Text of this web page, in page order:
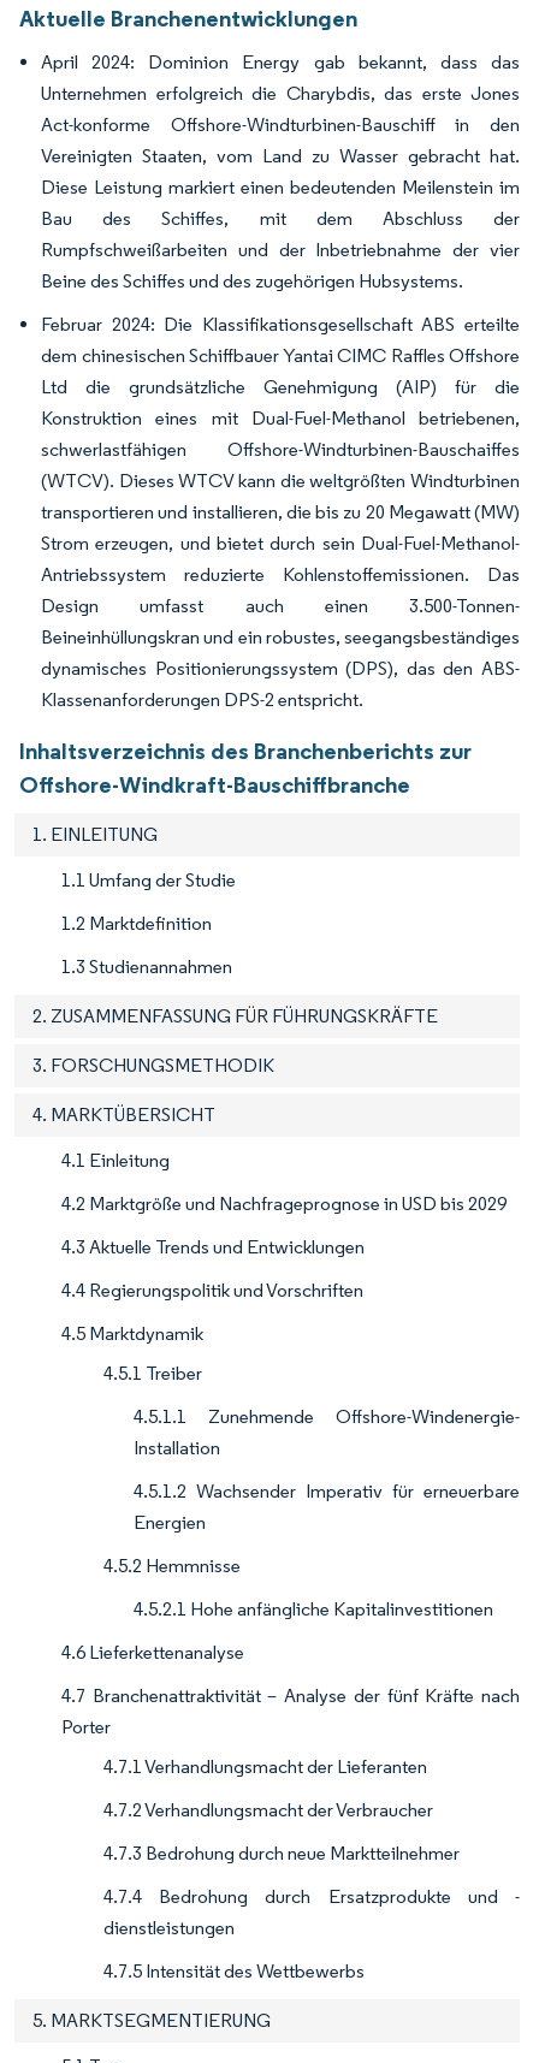
Aktuelle Branchenentwicklungen
April 2024: Dominion Energy gab bekannt, dass das
Unternehmen erfolgreich die Charybdis, das erste Jones
Act-konforme Offshore-Windturbinen-Bauschiff in den
Vereinigten Staaten, vom Land zu Wasser gebracht hat.
Diese Leistung markiert einen bedeutenden Meilenstein im
Bau des Schiffes, mit dem Abschluss der
Rumpfschweißarbeiten und der Inbetriebnahme der vier
Beine des Schiffes und des zugehörigen Hubsystems.
Februar 2024: Die Klassifikationsgesellschaft ABS erteilte
dem chinesischen Schiffbauer Yantai CIMC Raffles Offshore
Ltd die grundsätzliche Genehmigung (AIP) für die
Konstruktion eines mit Dual-Fuel-Methanol betriebenen,
schwerlastfähigen Offshore-Windturbinen-Bauschaiffes
(WTCV). Dieses WTCV kann die weltgrößten Windturbinen
transportieren und installieren, die bis zu 20 Megawatt (MW)
Strom erzeugen, und bietet durch sein Dual-Fuel-Methanol-
Antriebssystem reduzierte Kohlenstoffemissionen. Das
Design umfasst auch einen 3.500-Tonnen-
Beineinhüllungskran und ein robustes, seegangsbeständiges
dynamisches Positionierungssystem (DPS), das den ABS-
Klassenanforderungen DPS-2 entspricht.
Inhaltsverzeichnis des Branchenberichts zur
Offshore-Windkraft-Bauschiffbranche
1. EINLEITUNG
1.1 Umfang der Studie
1.2 Marktdefinition
1.3 Studienannahmen
2. ZUSAMMENFASSUNG FÜR FÜHRUNGSKRÄFTE
3. FORSCHUNGSMETHODIK
4. MARKTÜBERSICHT
4.1 Einleitung
4.2 Marktgröße und Nachfrageprognose in USD bis 2029
4.3 Aktuelle Trends und Entwicklungen
4.4 Regierungspolitik und Vorschriften
4.5 Marktdynamik
4.5.1 Treiber
4.5.1.1 Zunehmende Offshore-Windenergie-
Installation
4.5.1.2 Wachsender Imperativ für erneuerbare
Energien
4.5.2 Hemmnisse
4.5.2.1 Hohe anfängliche Kapitalinvestitionen
4.6 Lieferkettenanalyse
4.7 Branchenattraktivität – Analyse der fünf Kräfte nach
Porter
4.7.1 Verhandlungsmacht der Lieferanten
4.7.2 Verhandlungsmacht der Verbraucher
4.7.3 Bedrohung durch neue Marktteilnehmer
4.7.4 Bedrohung durch Ersatzprodukte und -
dienstleistungen
4.7.5 Intensität des Wettbewerbs
5. MARKTSEGMENTIERUNG